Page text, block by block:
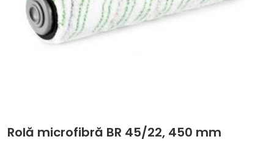
Rolă microfibră BR 45/22, 450 mm